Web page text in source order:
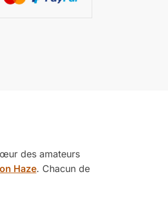
des amateurs
Haze. Chacun de